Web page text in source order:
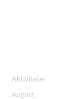
Aktiviteter
August